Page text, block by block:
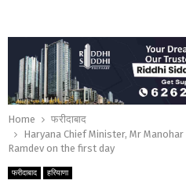
Home
फरीदाबाद
Haryana Chief Minister, Mr
Ramdev on the first day
फरीदाबाद हरियाणा